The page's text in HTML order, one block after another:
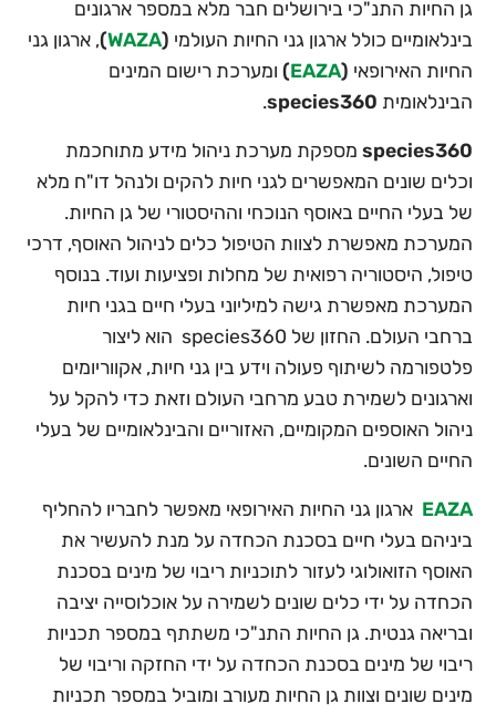
גן החיות התנ"כי בירושלים חבר מלא במספר ארגונים
בינלאומיים כולל ארגון גני החיות העולמי (
WAZA
), ארגון גני
החיות האירופאי (
EAZA
) ומערכת רישום המינים
הבינלאומית species360
.
species360מספקת מערכת ניהול מידע מתוחכמת
וכלים שונים המאפשרים לגני חיות להקים ולנהל דו"ח מלא
של בעלי החיים באוסף הנוכחי וההיסטורי של גן החיות.
המערכת מאפשרת לצוות הטיפול כלים לניהול האוסף, דרכי
טיפול, היסטוריה רפואית של מחלות ופציעות ועוד. בנוסף
המערכת מאפשרת גישה למיליוני בעלי חיים בגני חיות
ברחבי העולם. החזון של species360 הוא ליצור
פלטפורמה לשיתוף פעולה וידע בין גני חיות, אקווריומים
וארגונים לשמירת טבע מרחבי העולם וזאת כדי להקל על
ניהול האוספים המקומיים, האזוריים והבינלאומיים של בעלי
החיים השונים.
EAZA ארגון גני החיות האירופאי מאפשר לחבריו להחליף
ביניהם בעלי חיים בסכנת הכחדה על מנת להעשיר את
האוסף הזואולוגי לעזור לתוכניות ריבוי של מינים בסכנת
הכחדה על ידי כלים שונים לשמירה על אוכלוסייה יציבה
ובריאה גנטית. גן החיות התנ"כי משתתף במספר תכניות
ריבוי של מינים בסכנת הכחדה על ידי החזקה וריבוי של
מינים שונים וצוות גן החיות מעורב ומוביל במספר תכניות